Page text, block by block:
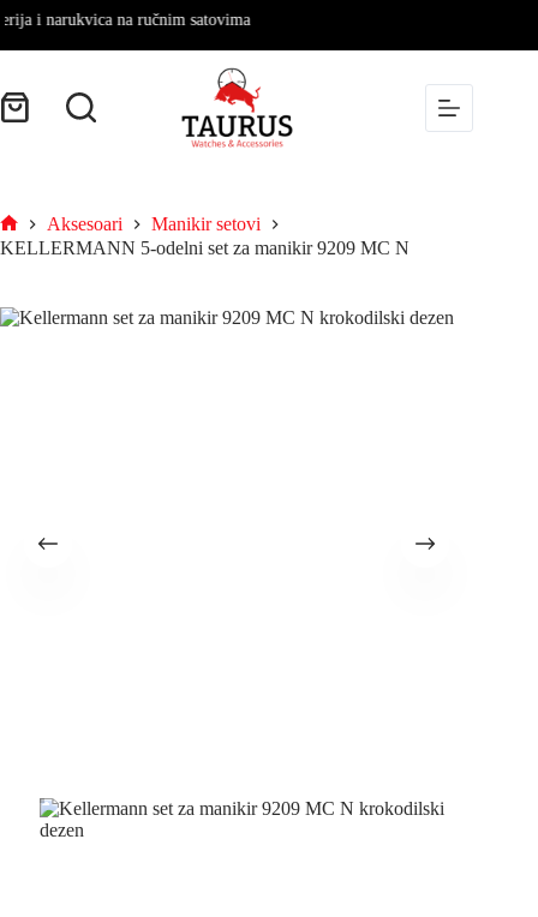
i narukvica na ručnim satovima
Aksesoari
Manikir setovi
KELLERMANN 5-odelni set za manikir 9209 MC N